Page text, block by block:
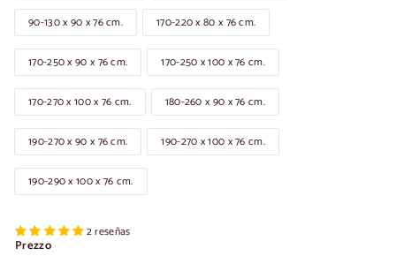
90-130 x 90 x 76 cm. 170-220 x 80 x 76 cm.
170-250 x 90 x 76 cm. 170-250 x 100 x 76 cm.
170-270 x 100 x 76 cm. 180-260 x 90 x 76 cm.
190-270 x 90 x 76 cm. 190-270 x 100 x 76 cm.
190-290 x 100 x 76 cm.
2 reseñas
Prezzo